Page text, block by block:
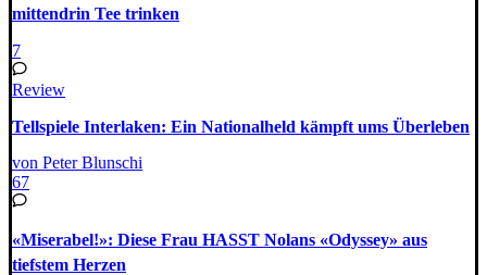
mittendrin Tee trinken
7
Review
Tellspiele Interlaken: Ein Nationalheld kämpft ums Überleben
von Peter Blunschi
67
«Miserabel!»: Diese Frau HASST Nolans «Odyssey» aus
tiefstem Herzen